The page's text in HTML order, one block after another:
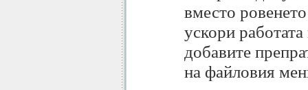
вместо
ускори
добавите
на файловия